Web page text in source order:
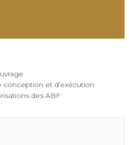
conception et d’exécution
des ABF